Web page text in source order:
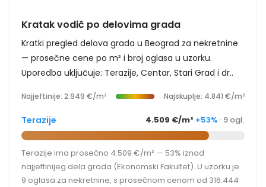
Kratak vodič po delovima grada
Kratki pregled delova grada u Beograd za nekretnine
— prosečne cene po m² i broj oglasa u uzorku.
Uporedba uključuje: Terazije, Centar, Stari Grad i dr..
Najjeftinije: 2.949 €/m² Najskuplje: 4.841 €/m²
Terazije 4.509 €/m² +53% · 9 ogl.
Terazije ima prosečno 4.509 €/m² — 53% iznad
najjeftinijeg dela grada (Ekonomski Fakultet). U uzorku je
9 oglasa za nekretnine, s prosečnom cenom od 316.444